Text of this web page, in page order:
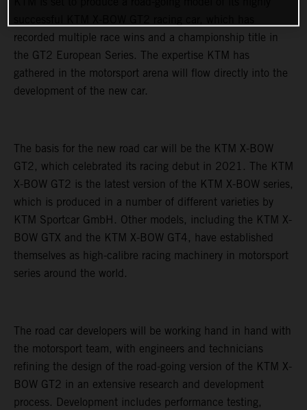
recorded multiple race wins and a championship title in
the GT2 European Series. The expertise KTM has
gathered in the motorsport arena will flow directly into the
development of the new car.
The basis for the new road car will be the KTM X-BOW
GT2, which celebrated its racing debut in 2021. The KTM
X-BOW GT2 is the latest version of the KTM X-BOW series,
which is produced in a number of different varieties by
KTM Sportcar GmbH. Other models, including the KTM X-
BOW GTX and the KTM X-BOW GT4, have established
themselves as high-calibre racing machinery in motorsport
series around the world.
The road car developers will be working hand in hand with
the motorsport team, with engineers and technicians
refining the design of the road-going version of the KTM X-
BOW GT2 in an extensive research and development
process. Development includes performance testing,